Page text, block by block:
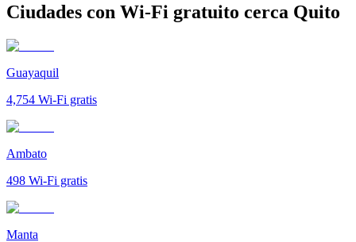
Ciudades con Wi-Fi gratuito cerca Quito
Guayaquil
4,754 Wi-Fi gratis
Ambato
498 Wi-Fi gratis
Manta